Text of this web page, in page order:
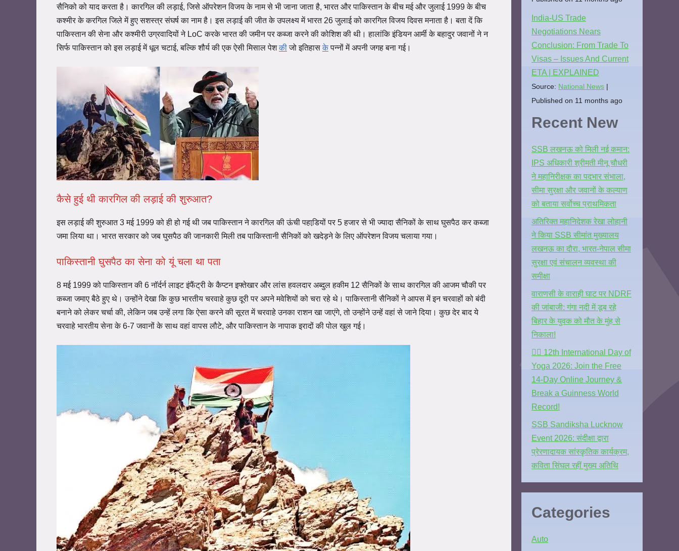
सैनिको को याद करता है। कारगिल की लड़ाई, जिसे ऑपरेशन विजय के नाम से भी जाना जाता है, भारत और पाकिस्तान के बीच मई और जुलाई 1999 के बीच
कश्मीर के करगिल जिले में हुए सशस्त्र संघर्ष का नाम है। इस लड़ाई की जीत के उपलक्ष्य में भारत 26 जुलाई को कारगिल विजय दिवस मनाता है। बता दें कि
पाकिस्तान की सेना और कश्मीरी उग्रवादियों ने LoC करके भारत की जमीन पर कब्जा करने की कोशिश की थी। हालांकि इंडियन आर्मी के बहादुर जवानों ने न
सिर्फ पाकिस्तान को इस लड़ाई में धूल चटाई, बल्कि शौर्य की एक ऐसी मिसाल पेशकीजो इतिहासकेपन्नों में अपनी जगह बना गई।
कैसे हुई थी कारगिल की लड़ाई की शुरुआत?
इस लड़ाई की शुरुआत 3 मई 1999 को ही हो गई थी जब पाकिस्तान ने कारगिल की ऊंची पहाडि़यों पर 5 हजार से भी ज्यादा सैनिकों के साथ घुसपैठ कर कब्जा
जमा लिया था। भारत सरकार को जब घुसपैठ की जानकारी मिली तब पाकिस्तानी सैनिकों को खदेड़ने के लिए ऑपरेशन विजय चलाया गया।
पाकिस्तानी घुसपैठ का सेना को यूं चला था पता
8 मई 1999 को पाकिस्तान की 6 नॉर्दर्न लाइट इंफैंट्री के कैप्टन इफ्तेखार और लांस हवलदार अब्दुल हकीम 12 सैनिकों के साथ कारगिल की आजम चौकी पर
कब्जा जमाए बैठे हुए थे। उन्होंने देखा कि कुछ भारतीय चरवाहे कुछ दूरी पर अपने मवेशियों को चरा रहे थे। पाकिस्तानी सैनिकों ने आपस में इन चरवाहों को बंदी
बनाने को लेकर चर्चा की, लेकिन जब उन्हें लगा कि ऐसा करने की सूरत में चरवाहे उनका राशन खा जाएंगे, तो उन्होंने उन्हें वहां से जाने दिया। कुछ देर बाद ये
चरवाहे भारतीय सेना के 6-7 जवानों के साथ वहां वापस लौटे, और पाकिस्तान के नापाक इरादों की पोल खुल गई।
India-US Trade
Negotiations Nears
Conclusion: From Trade To
Visas – Issues And Current
ETA | EXPLAINED
Source: National News
Published on 11 months ago
Recent New
SSB लखनऊ को मिली नई कमान:
IPS अधिकारी श्रीमती मीनू चौधरी
ने महानिरीक्षक का पदभार संभाला,
सीमा सुरक्षा और जवानों के कल्याण
को बताया सर्वोच्च प्राथमिकता
अतिरिक्त महानिदेशक रेखा लोहानी
ने किया SSB सीमांत मुख्यालय
लखनऊ का दौरा, भारत-नेपाल सीमा
सुरक्षा एवं संचालन व्यवस्था की
समीक्षा
वाराणसी के वाराही घाट पर NDRF
की जांबाजी: गंगा नदी में डूब रहे
बिहार के युवक को मौत के मुंह से
निकाला!
🧘‍♂️ 12th International Day of
Yoga 2026: Join the Free
14-Day Online Journey &
Break a Guinness World
Record!
SSB Sandiksha Lucknow
Event 2026: संदीक्षा द्वारा
प्रेरणादायक सांस्कृतिक कार्यक्रम,
कविता सिंघल रहीं मुख्य अतिथि
Categories
Auto